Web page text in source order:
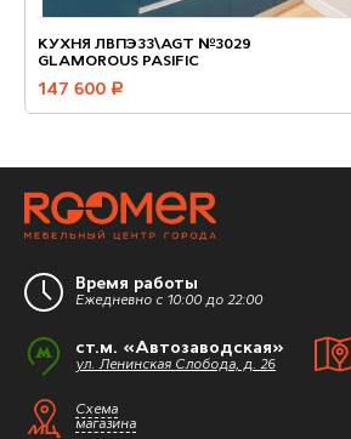
КУХНЯ ЛВПЭ33\AGT №3029
GLAMOROUS PASIFIC
147 600 руб.
Время работы
Ежедневно с 10:00 до 22:00
ст.м. «Автозаводская»
ул. Ленинская Слобода, д. 26
Схема
магазина